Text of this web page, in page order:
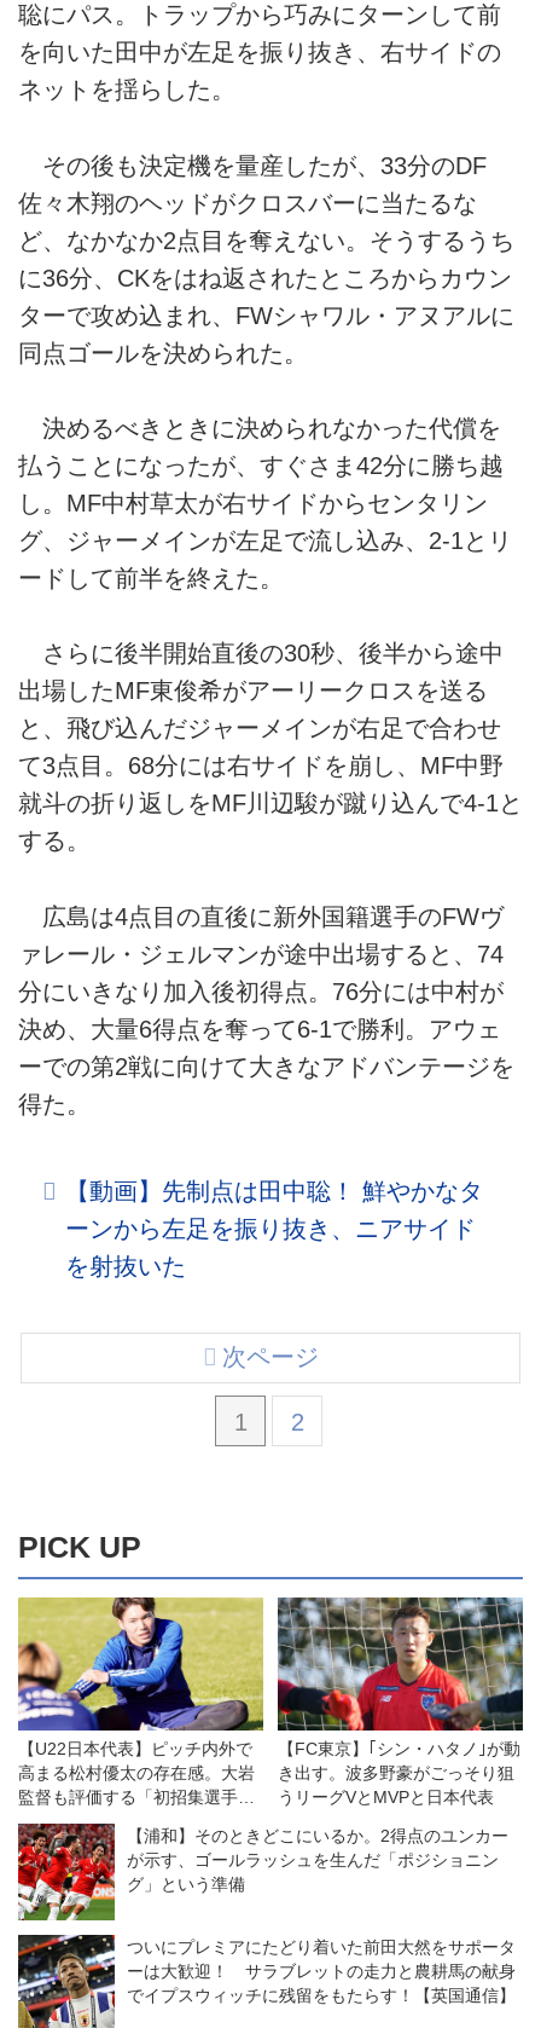
聡にパス。トラップから巧みにターンして前
を向いた田中が左足を振り抜き、右サイドの
ネットを揺らした。
その後も決定機を量産したが、33分のDF
佐々木翔のヘッドがクロスバーに当たるな
ど、なかなか2点目を奪えない。そうするうち
に36分、CKをはね返されたところからカウン
ターで攻め込まれ、FWシャワル・アヌアルに
同点ゴールを決められた。
決めるべきときに決められなかった代償を
払うことになったが、すぐさま42分に勝ち越
し。MF中村草太が右サイドからセンタリン
グ、ジャーメインが左足で流し込み、2-1とリ
ードして前半を終えた。
さらに後半開始直後の30秒、後半から途中
出場したMF東俊希がアーリークロスを送る
と、飛び込んだジャーメインが右足で合わせ
て3点目。68分には右サイドを崩し、MF中野
就斗の折り返しをMF川辺駿が蹴り込んで4-1と
する。
広島は4点目の直後に新外国籍選手のFWヴ
ァレール・ジェルマンが途中出場すると、74
分にいきなり加入後初得点。76分には中村が
決め、大量6得点を奪って6-1で勝利。アウェ
ーでの第2戦に向けて大きなアドバンテージを
得た。
【動画】先制点は田中聡！ 鮮やかなタ
ーンから左足を振り抜き、ニアサイド
を射抜いた
1 2
次ページ
PICK UP
【U22日本代表】ピッチ内外で
高まる松村優太の存在感。大岩
監督も評価する「初招集選手を
融合させる」力
【FC東京】｢シン・ハタノ｣が動
き出す。波多野豪がごっそり狙
うリーグVとMVPと日本代表
【浦和】そのときどこにいるか。2得点のユンカー
が示す、ゴールラッシュを生んだ「ポジショニン
グ」という準備
ついにプレミアにたどり着いた前田大然をサポータ
ーは大歓迎！ サラブレットの走力と農耕馬の献身
でイプスウィッチに残留をもたらす！【英国通信】